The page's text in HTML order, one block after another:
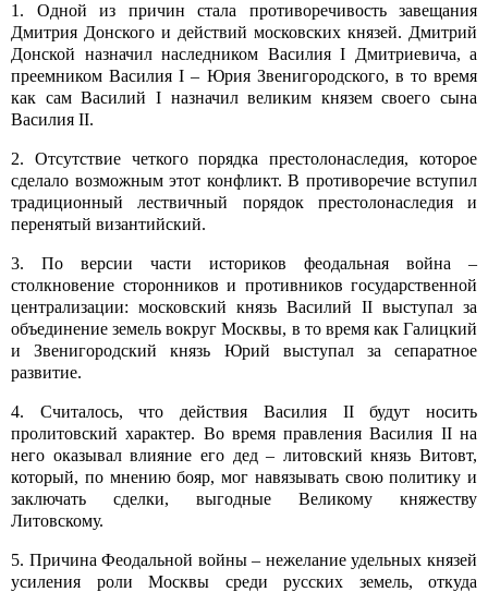
1. Одной из причин стала противоречивость завещания
Дмитрия Донского и действий московских князей. Дмитрий
Донской назначил наследником Василия I Дмитриевича, а
преемником ВасилияI – Юрия Звенигородского, в то время
как сам Василий Iназначил великим князем своего сына
Василия II.
2. Отсутствие четкого порядка престолонаследия, которое
сделало возможным этот конфликт. В противоречие вступил
традиционный лествичный порядок престолонаследия и
перенятый византийский.
3. По версии части историков феодальная война –
столкновение сторонников и противников государственной
централизации: московский князь Василий II выступал за
объединение земель вокруг Москвы, в то время как Галицкий
и Звенигородский князь Юрий выступал за сепаратное
развитие.
4. Считалось, что действия Василия II
будут носить
пролитовский характер. Во время правления Василия II на
него оказывал влияние его дед – литовский князь Витовт,
который, по мнению бояр, мог навязывать свою политику и
заключать сделки, выгодные Великому княжеству
Литовскому.
5. Причина Феодальной войны – нежелание удельных князей
усиления роли Москвы среди русских земель, откуда